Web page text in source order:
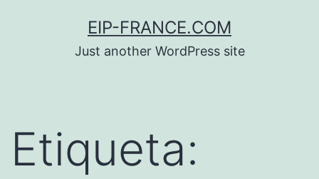
EIP-FRANCE.COM
Just another WordPress site
Etiqueta: